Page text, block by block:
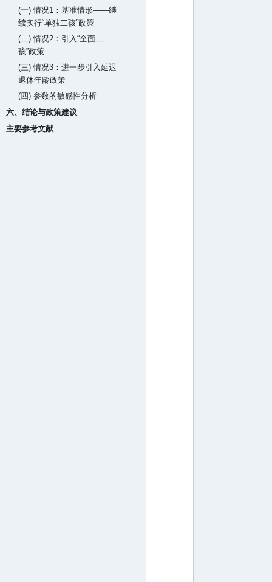
(一) 情况1：基准情形——继
续实行“单独二孩”政策
(二) 情况2：引入“全面二
孩”政策
(三) 情况3：进一步引入延迟
退休年龄政策
(四) 参数的敏感性分析
六、结论与政策建议
主要参考文献